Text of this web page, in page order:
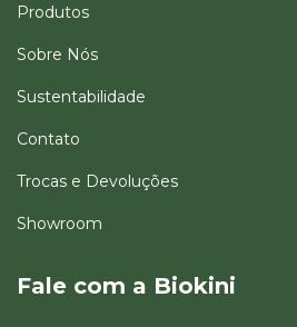
Produtos
Sobre Nós
Sustentabilidade
Contato
Trocas e Devoluções
Showroom
Fale com a Biokini